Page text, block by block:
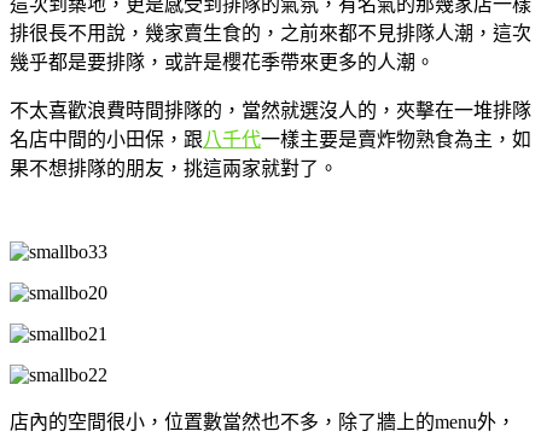
排很長不用說，幾家賣生食的，之前來都不見排隊人潮，這次
幾乎都是要排隊，或許是櫻花季帶來更多的人潮。
不太喜歡浪費時間排隊的，當然就選沒人的，夾擊在一堆排隊
名店中間的小田保，跟八千代一樣主要是賣炸物熟食為主，如
果不想排隊的朋友，挑這兩家就對了。
店內的空間很小，位置數當然也不多，除了牆上的menu外，